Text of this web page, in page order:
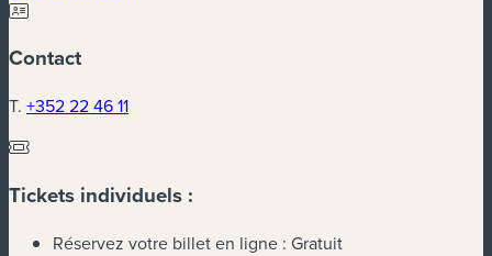
Contact
T. +352 22 46 11
Tickets individuels :
Réservez votre billet en ligne : Gratuit